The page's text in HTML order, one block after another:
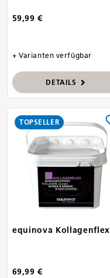
59,99 €
+ Varianten verfügbar
DETAILS
TOPSELLER
equinova Kollagenflex
69,99 €